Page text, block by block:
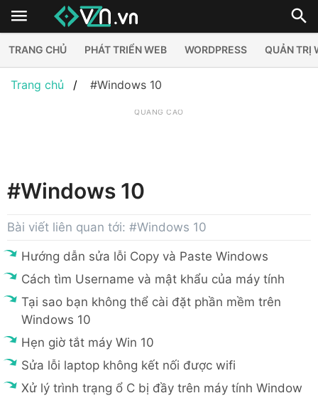
TRANG CHỦ PHÁT TRIỂN WEB WORDPRESS QUẢN TRỊ
Trang chủ #Windows 10
QUẢNG CÁO
#Windows 10
Bài viết liên quan tới: #Windows 10
Hướng dẫn sửa lỗi Copy và Paste Windows
Cách tìm Username và mật khẩu của máy tính
Tại sao bạn không thể cài đặt phần mềm trên
Windows 10
Hẹn giờ tắt máy Win 10
Sửa lỗi laptop không kết nối được wifi
Xử lý trình trạng ổ C bị đầy trên máy tính Window